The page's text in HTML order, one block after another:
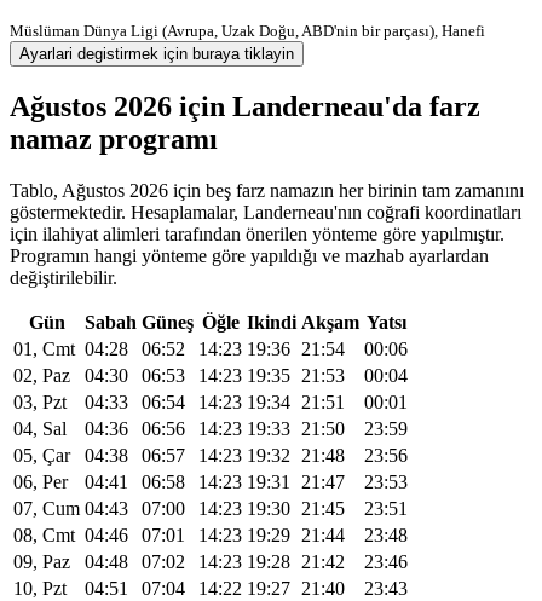
Müslüman Dünya Ligi (Avrupa, Uzak Doğu, ABD'nin bir parçası), Hanefi
Ayarlari degistirmek için buraya tiklayin
Ağustos 2026 için Landerneau'da farz
namaz programı
Tablo, Ağustos 2026 için beş farz namazın her birinin tam zamanını
göstermektedir. Hesaplamalar, Landerneau'nın coğrafi koordinatları
için ilahiyat alimleri tarafından önerilen yönteme göre yapılmıştır.
Programın hangi yönteme göre yapıldığı ve mazhab ayarlardan
değiştirilebilir.
Gün Sabah Güneş Öğle Ikindi Akşam Yatsı
01, Cmt 04:28 06:52 14:23 19:36 21:54
00:06
02, Paz
04:30 06:53 14:23 19:35 21:53
00:04
03, Pzt
04:33 06:54 14:23 19:34 21:51
00:01
04, Sal
04:36 06:56 14:23 19:33 21:50
23:59
05, Çar
04:38 06:57 14:23 19:32 21:48
23:56
06, Per
04:41 06:58 14:23 19:31 21:47
23:53
07, Cum 04:43 07:00 14:23 19:30 21:45
23:51
08, Cmt 04:46 07:01 14:23 19:29 21:44
23:48
09, Paz
04:48 07:02 14:23 19:28 21:42
23:46
10, Pzt
04:51 07:04 14:22 19:27 21:40
23:43